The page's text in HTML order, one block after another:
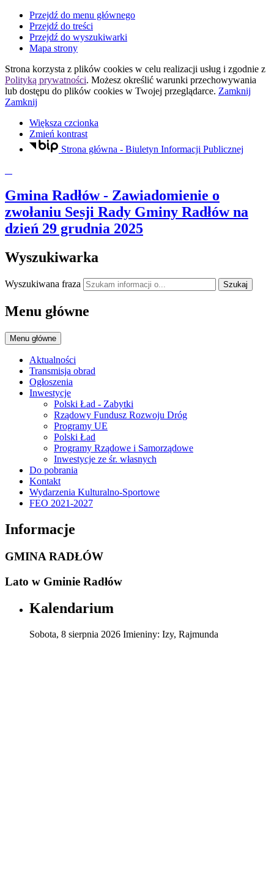
Przejdź do menu głównego
Przejdź do treści
Przejdź do wyszukiwarki
Mapa strony
Strona korzysta z plików cookies w celu realizacji usług i zgodnie z
Polityką prywatności. Możesz określić warunki przechowywania
lub dostępu do plików cookies w Twojej przeglądarce. Zamknij
Zamknij
Większa czcionka
Zmień kontrast
Strona główna - Biuletyn Informacji Publicznej
Gmina Radłów- Zawiadomienie o
zwołaniu Sesji Rady Gminy Radłów na
dzień 29 grudnia 2025
Wyszukiwarka
Wyszukiwana fraza Szukaj
Menu główne
Menu główne
Aktualności
Transmisja obrad
Ogłoszenia
Inwestycje
Polski Ład - Zabytki
Rządowy Fundusz Rozwoju Dróg
Programy UE
Polski Ład
Programy Rządowe i Samorządowe
Inwestycje ze śr. własnych
Do pobrania
Kontakt
Wydarzenia Kulturalno-Sportowe
FEO 2021-2027
Informacje
GMINA RADŁÓW
Lato w Gminie Radłów
Kalendarium
Sobota, 8 sierpnia 2026 Imieniny: Izy, Rajmunda